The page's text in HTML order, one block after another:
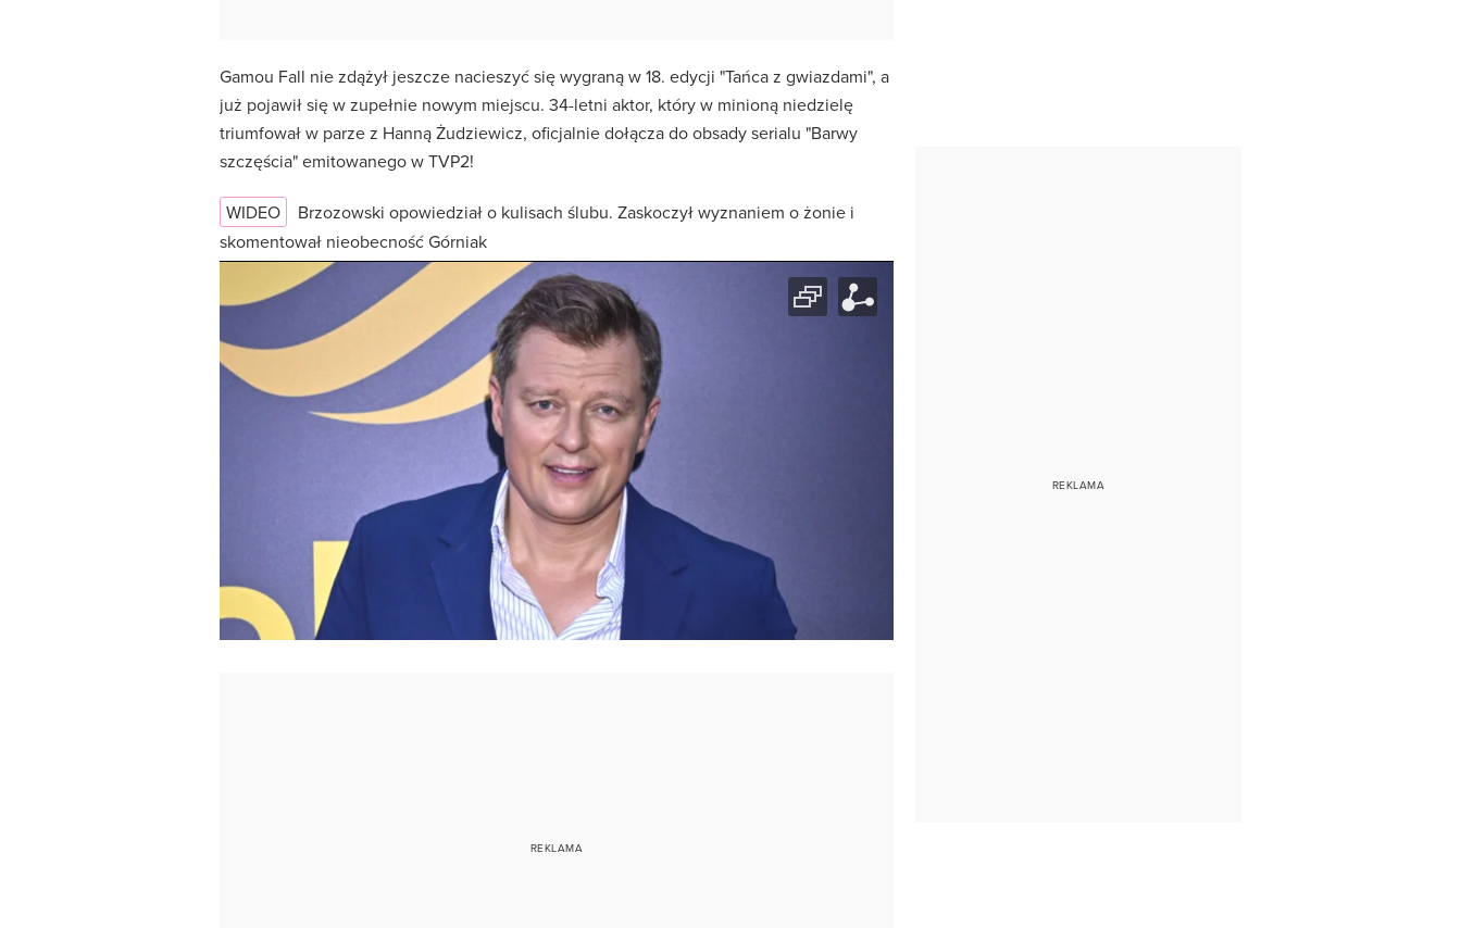
Gamou Fall nie zdążył jeszcze nacieszyć się wygraną w 18. edycji "Tańca z gwiazdami", a
już pojawił się w zupełnie nowym miejscu. 34-letni aktor, który w minioną niedzielę
triumfował w parze z Hanną Żudziewicz, oficjalnie dołącza do obsady serialu "Barwy
szczęścia" emitowanego w TVP2!
WIDEO
Brzozowski opowiedział o kulisach ślubu. Zaskoczył wyznaniem o żonie i
skomentował nieobecność Górniak